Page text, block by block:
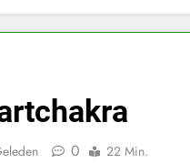
0 22 Min.